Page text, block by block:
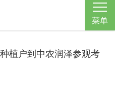
菜单
植户到中农润泽参观考